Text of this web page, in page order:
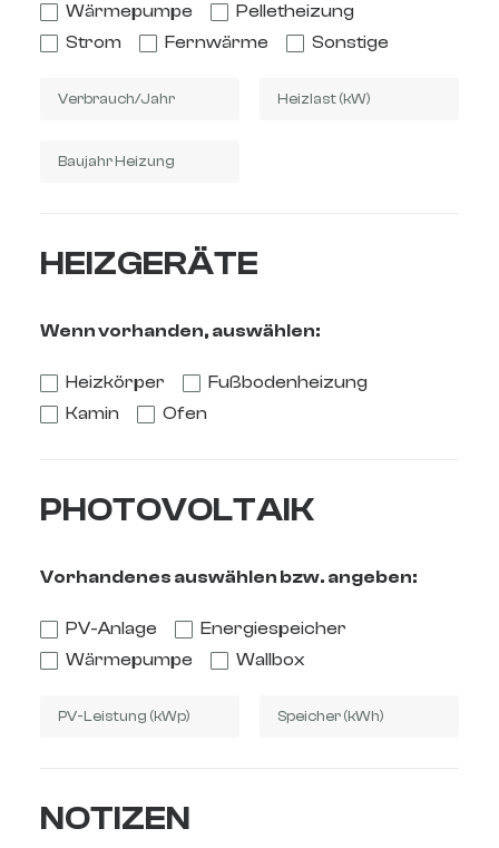
Wärmepumpe
Pelletheizung
Strom
Fernwärme Sonstige
HEIZGERÄTE
Wenn vorhanden, auswählen:
Heizkörper
Fußbodenheizung
Kamin
Ofen
PHOTOVOLTAIK
Vorhandenes auswählen bzw. angeben:
PV-Anlage
Energiespeicher
Wärmepumpe
Wallbox
NOTIZEN